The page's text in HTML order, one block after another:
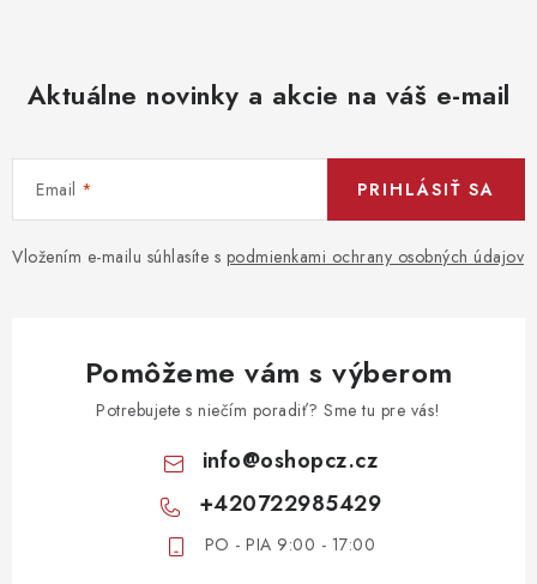
Aktuálne novinky a akcie na váš e-mail
Email
Vložením e-mailu súhlasíte s podmienkami ochrany osobných údajov
PRIHLÁSIŤ SA
Pomôžeme vám s výberom
Potrebujete s niečím poradiť? Sme tu pre vás!
info@oshopcz.cz
+420722985429
PO - PIA 9:00 - 17:00